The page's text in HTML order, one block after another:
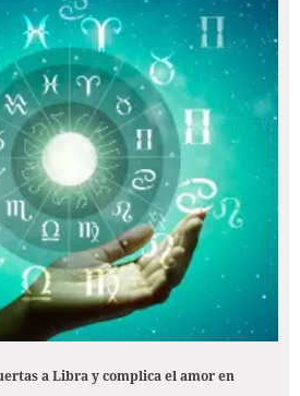
a Libra y complica el amor en